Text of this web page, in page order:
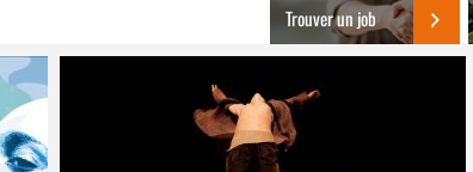
Trouver un job